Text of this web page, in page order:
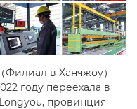
Филиал в Ханчжоу）
году переехала в
провинция